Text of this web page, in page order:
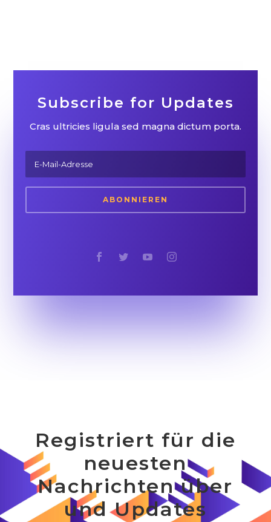
Subscribe for Updates
Cras ultricies ligula sed magna dictum porta.
ABONNIEREN
Registriert für die
neuesten
Nachrichten über
und Updates